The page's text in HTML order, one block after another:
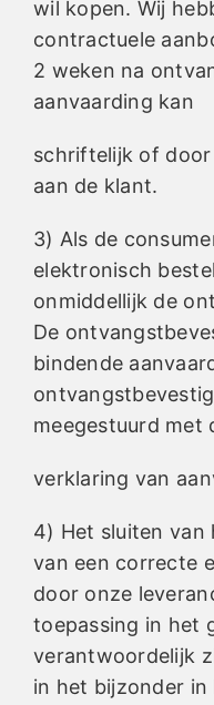
wil kopen. Wij
contractuele
2 weken na
aanvaarding kan
schriftelijk of door
aan de klant.
3) Als de
elektronisch
onmiddellijk de
De
bindende
meegestuurd met
verklaring van
4) Het sluiten
van een correcte
door onze
toepassing in het
verantwoordelijk
in het bijzonder